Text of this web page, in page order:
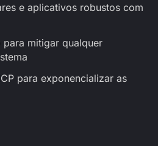
e aplicativos robustos com
para mitigar qualquer
para exponencializar as